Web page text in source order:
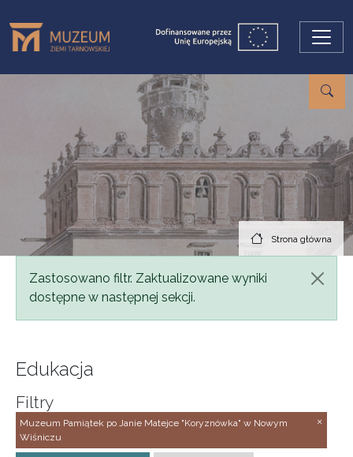
Strona główna
Komunikat
Zastosowano filtr. Zaktualizowane wyniki
dostępne w następnej sekcji.
Edukacja
Filtry
Muzeum Pamiątek po Janie Matejce "Koryznówka" w Nowym
Wiśniczu